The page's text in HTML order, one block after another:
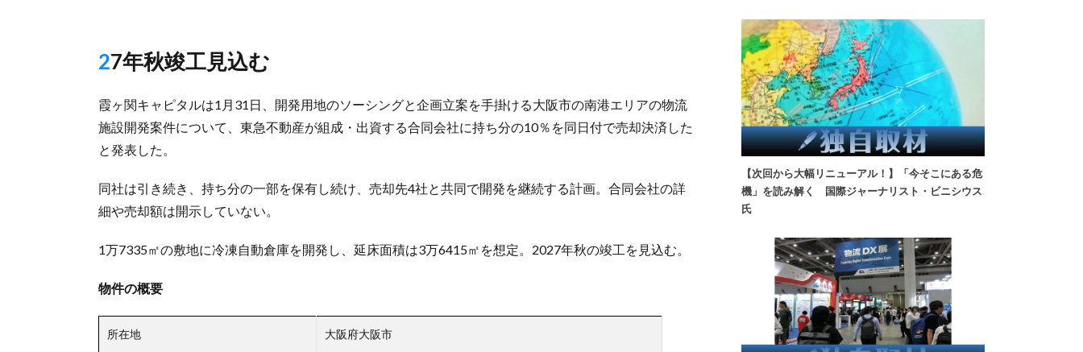
27年秋竣工見込む
霞ヶ関キャピタルは1月31日、開発用地のソーシングと企画立案を手掛ける大阪市の南港エリアの物流
施設開発案件について、東急不動産が組成・出資する合同会社に持ち分の10％を同日付で売却決済した
と発表した。
同社は引き続き、持ち分の一部を保有し続け、売却先4社と共同で開発を継続する計画。合同会社の詳
細や売却額は開示していない。
1万7335㎡の敷地に冷凍自動倉庫を開発し、延床面積は3万6415㎡を想定。2027年秋の竣工を見込む。
物件の概要
所在地 大阪府大阪市
【次回から大幅リニューアル！】「今そこにある危
機」を読み解く 国際ジャーナリスト・ビニシウス
氏